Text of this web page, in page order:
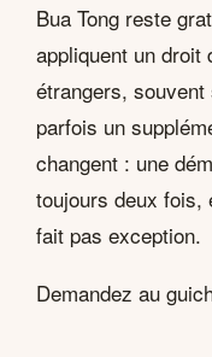
Bua Tong reste
appliquent un droit
étrangers,
parfois un
changent : une
toujours deux fois,
fait pas exception.
Demandez au